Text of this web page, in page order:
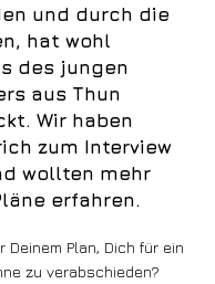
und durch die
hat wohl
des jungen
aus Thun
Wir haben
zum Interview
wollten mehr
erfahren.
Deinem Plan, Dich für ein
zu verabschieden?